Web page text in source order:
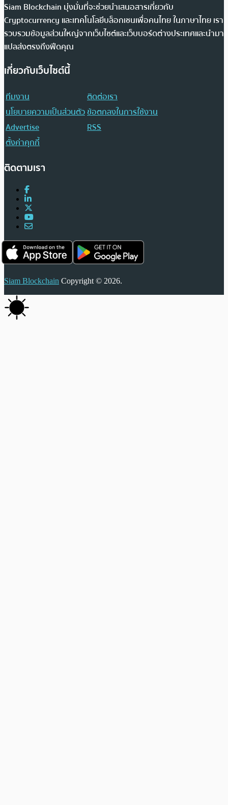
Siam Blockchain มุ่งมั่นที่จะช่วยนำเสนอสารเกี่ยวกับ
Cryptocurrency และเทคโนโลยีบล็อกเชนเพื่อคนไทย ในภาษาไทย เรา
รวบรวมข้อมูลส่วนใหญ่จากเว็บไซต์และเว็บบอร์ดต่างประเทศและนำมา
แปลส่งตรงถึงฟีดคุณ
เกี่ยวกับเว็บไซต์นี้
ทีมงาน
ติดต่อเรา
นโยบายความเป็นส่วนตัวข้อตกลงในการใช้งาน
Advertise
RSS
ตั้งค่าคุกกี้
ติดตามเรา
Siam Blockchain Copyright © 2026.